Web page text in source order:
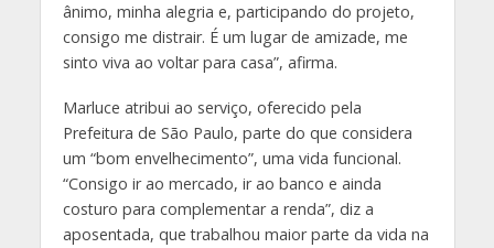
ânimo, minha alegria e, participando do projeto,
consigo me distrair. É um lugar de amizade, me
sinto viva ao voltar para casa”, afirma.
Marluce atribui ao serviço, oferecido pela
Prefeitura de São Paulo, parte do que considera
um “bom envelhecimento”, uma vida funcional.
“Consigo ir ao mercado, ir ao banco e ainda
costuro para complementar a renda”, diz a
aposentada, que trabalhou maior parte da vida na